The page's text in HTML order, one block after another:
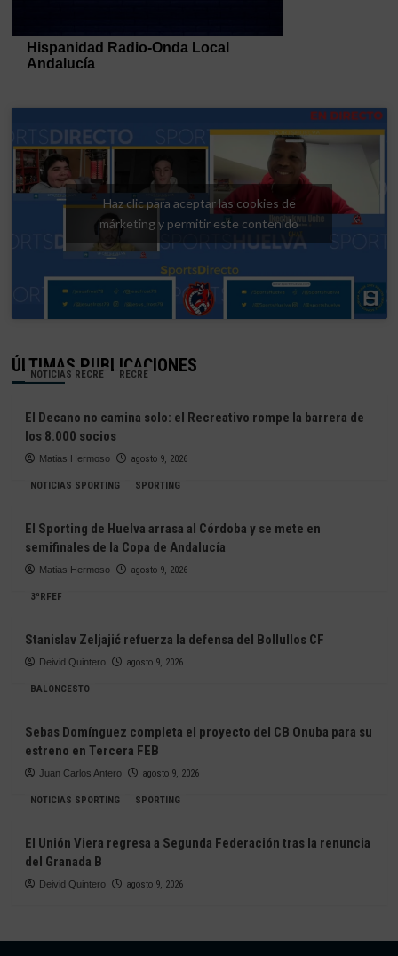
Haz clic para aceptar las cookies de
márketing y permitir este contenido
ÚLTIMAS PUBLICACIONES
NOTICIAS RECRE RECRE
El Decano no camina solo: el Recreativo rompe la barrera de
los 8.000 socios
Matias Hermoso agosto 9, 2026
NOTICIAS SPORTING SPORTING
El Sporting de Huelva arrasa al Córdoba y se mete en
semifinales de la Copa de Andalucía
Matias Hermoso agosto 9, 2026
3ªRFEF
Stanislav Zeljajić refuerza la defensa del Bollullos CF
Deivid Quintero agosto 9, 2026
BALONCESTO
Sebas Domínguez completa el proyecto del CB Onuba para su
estreno en Tercera FEB
Juan Carlos Antero agosto 9, 2026
NOTICIAS SPORTING SPORTING
El Unión Viera regresa a Segunda Federación tras la renuncia
del Granada B
Deivid Quintero agosto 9, 2026